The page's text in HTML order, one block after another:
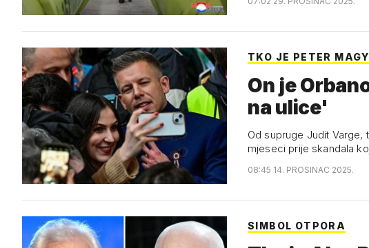
TKO JE PETER
On je Orbanova
na ulice'
Od supruge Judit Varge,
mjeseci prije skandala
08:45 14. PROSINAC 2025.
SIMBOL OTPORA